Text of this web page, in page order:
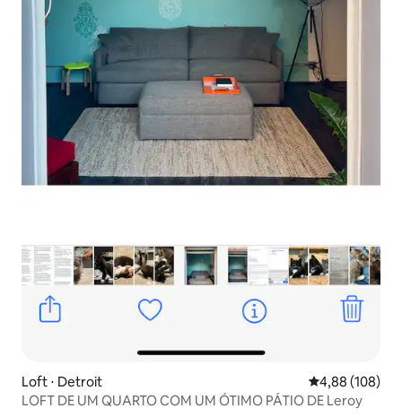
Loft ⋅ Detroit 4,88 de uma
4,88 (108)
LOFT DE UM QUARTO COM UM ÓTIMO PÁTIO DE Leroy